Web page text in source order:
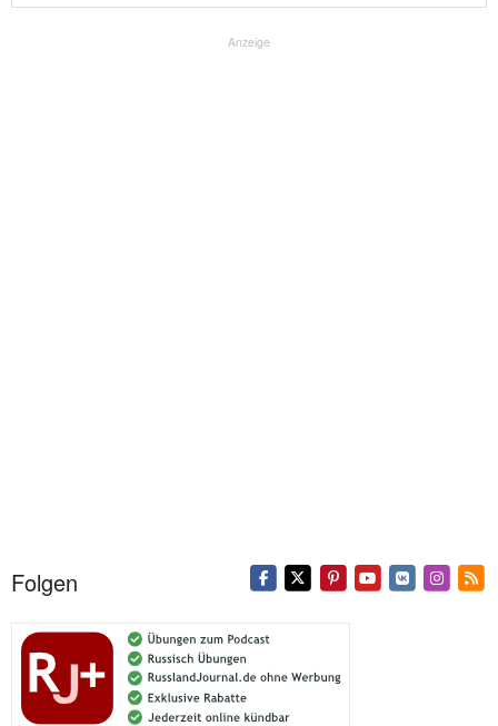
Anzeige
Folgen